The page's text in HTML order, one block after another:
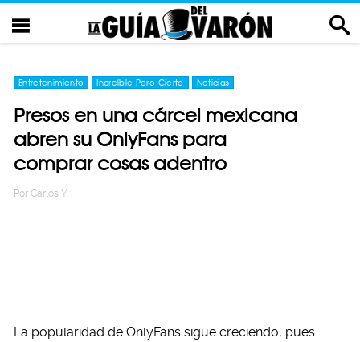
Entretenimiento Increíble Pero Cierto Noticias
Presos en una cárcel mexicana
abren su OnlyFans para
comprar cosas adentro
Por Carlos Y
La popularidad de OnlyFans sigue creciendo, pues